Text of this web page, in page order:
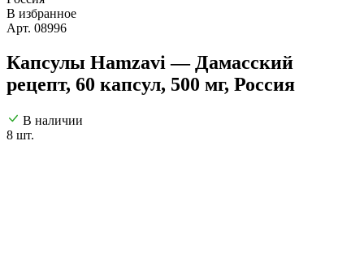
В избранное
Арт. 08996
Капсулы Hamzavi — Дамасский
рецепт, 60 капсул, 500 мг, Россия
В наличии
8 шт.